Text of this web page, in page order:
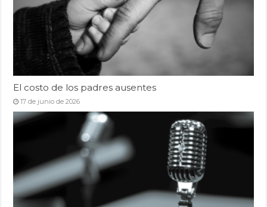
El costo de los padres ausentes
17 de junio de 2026